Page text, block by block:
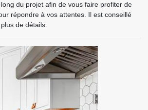
du projet afin de vous faire profiter de
répondre à vos attentes. Il est conseillé
de détails.